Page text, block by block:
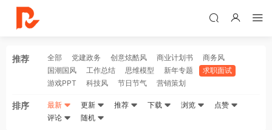
推荐 全部 党建政务 创意炫酷风 商业计划书
商务风
国潮国风
工作总结 思维模型 新年专题
求职面试
游戏PPT
科技风 节日节气 营销策划
排序 最新 更新 推荐 下载 浏览
点赞
评论
随机